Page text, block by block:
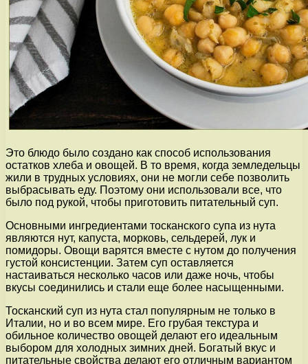
Это блюдо было создано как способ использования
остатков хлеба и овощей. В то время, когда земледельцы
жили в трудных условиях, они не могли себе позволить
выбрасывать еду. Поэтому они использовали все, что
было под рукой, чтобы приготовить питательный суп.
Основными ингредиентами тосканского супа из нута
являются нут, капуста, морковь, сельдерей, лук и
помидоры. Овощи варятся вместе с нутом до получения
густой консистенции. Затем суп оставляется
настаиваться несколько часов или даже ночь, чтобы
вкусы соединились и стали еще более насыщенными.
Тосканский суп из нута стал популярным не только в
Италии, но и во всем мире. Его грубая текстура и
обильное количество овощей делают его идеальным
выбором для холодных зимних дней. Богатый вкус и
питательные свойства делают его отличным вариантом